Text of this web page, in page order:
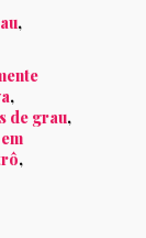
,
,
de grau,
,